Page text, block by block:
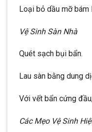
Loại bỏ dầu mỡ bám
Vệ Sinh Sàn Nhà
Quét sạch bụi bẩn.
Lau sàn bằng dung
Với vết bẩn cứng
Các Mẹo Vệ Sinh